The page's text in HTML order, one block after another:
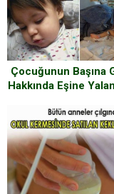
Çocuğunun Başına
Hakkında Eşine
Her Şey İçin Çok